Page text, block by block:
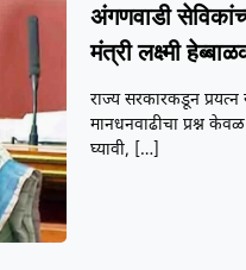
अंगणवाडी
मंत्री लक्ष्मी
राज्य सरकारकडून
मानधनवाढीचा प्रश्न
घ्यावी, […]